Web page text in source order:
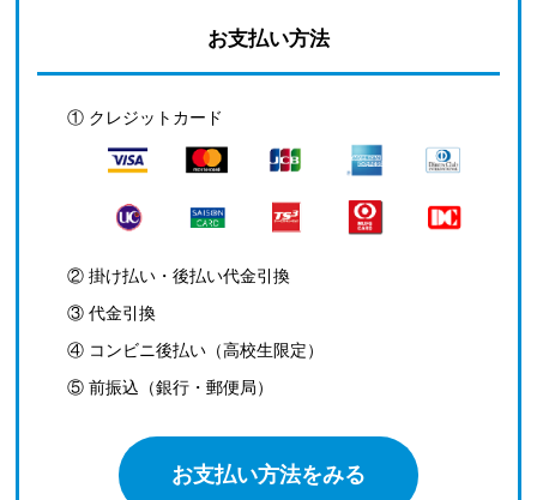
お支払い方法
① クレジットカード
② 掛け払い・後払い代金引換
③ 代金引換
④ コンビニ後払い（高校生限定）
⑤ 前振込（銀行・郵便局）
お支払い方法をみる